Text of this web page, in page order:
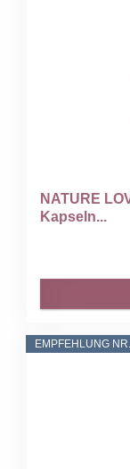
NATURE
Kapseln...
EMPFEHLUNG